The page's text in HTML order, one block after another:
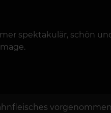
spektakulär, schön